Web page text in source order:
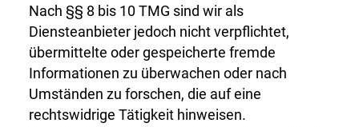
Nach §§ 8 bis 10 TMG sind wir als
Diensteanbieter jedoch nicht verpflichtet,
übermittelte oder gespeicherte fremde
Informationen zu überwachen oder nach
Umständen zu forschen, die auf eine
rechtswidrige Tätigkeit hinweisen.